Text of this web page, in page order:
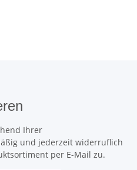
Ihrer
und jederzeit widerruflich
per E-Mail zu.